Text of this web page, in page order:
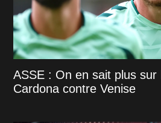
ASSE : On en sait plus sur
Cardona contre Venise